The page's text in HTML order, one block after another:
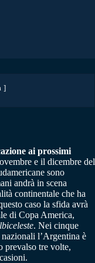
ai prossimi
e il dicembre del
sono
andrà in scena
continentale che ha
caso la sfida avrà
di Copa America,
. Nei cinque
l’Argentina è
prevalso tre volte,